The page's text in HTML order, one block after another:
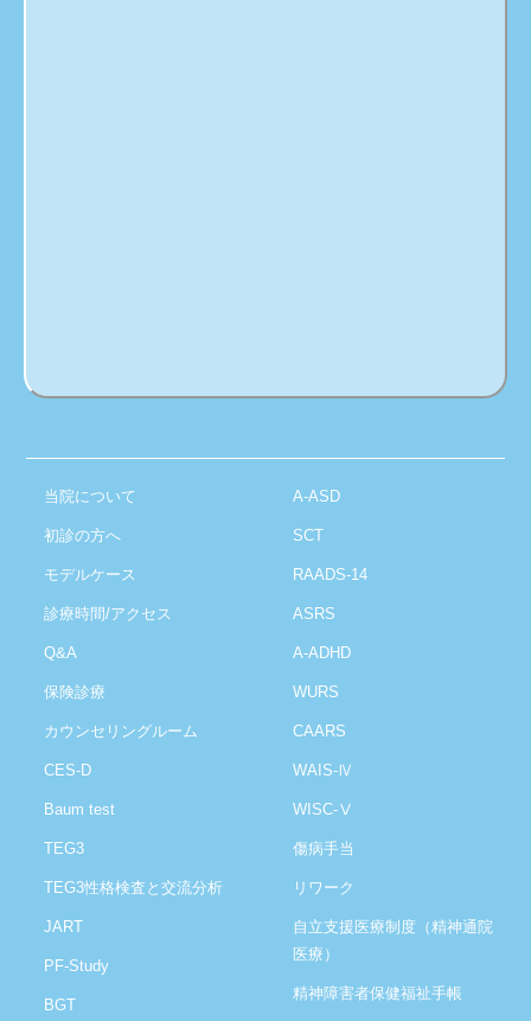
当院について
初診の方へ
モデルケース
診療時間/アクセス
Q&A
保険診療
カウンセリングルーム
CES-D
Baum test
TEG3
TEG3性格検査と交流分析
JART
PF-Study
BGT
A-ASD
SCT
RAADS-14
ASRS
A-ADHD
WURS
CAARS
WAIS-Ⅳ
WISC-Ⅴ
傷病手当
リワーク
自立支援医療制度（精神通院
医療）
精神障害者保健福祉手帳